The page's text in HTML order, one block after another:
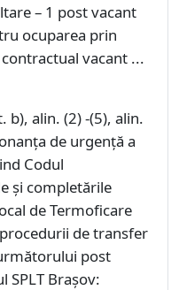
– 1 post vacant
ocuparea prin
vacant ...
alin. (2) -(5), alin.
de urgenţă a
Codul
şi completările
de Termoficare
de transfer
post
SPLT Brașov: